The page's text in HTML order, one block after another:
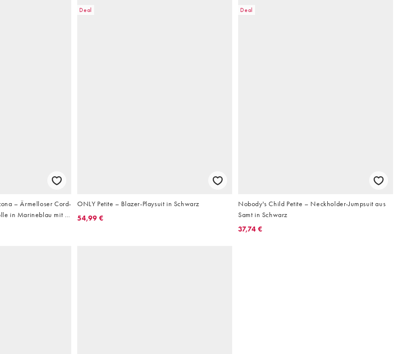
– Ärmelloser Cord-
in Marineblau mit V-
Deal
ONLY Petite – Blazer-Playsuit in Schwarz
54,99 €
Deal
Nobody's Child Petite – Neckholder-Jumpsuit aus
Samt in Schwarz
37,74 €